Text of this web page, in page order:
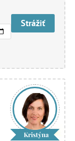
Strážiť
Kristýna